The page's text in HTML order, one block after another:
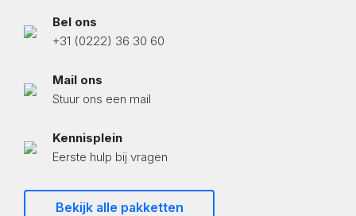
Bel ons
+31 (0222) 36 30 60
Mail ons
Stuur ons een mail
Kennisplein
Eerste hulp bij vragen
Bekijk alle pakketten